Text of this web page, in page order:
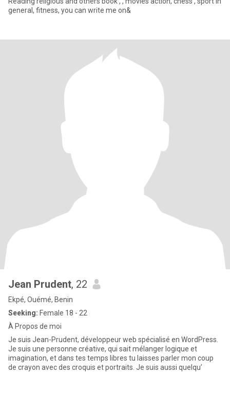
general, fitness, you can write me on&
Jean Prudent, 22
Ekpé, Ouémé, Benin
Seeking: Female 18 - 22
À Propos de moi
Je suis Jean-Prudent, développeur web spécialisé en WordPress.
Je suis une personne créative, qui sait mélanger logique et
imagination, et dans tes temps libres tu laisses parler mon coup
de crayon avec des croquis et portraits. Je suis aussi quelqu’